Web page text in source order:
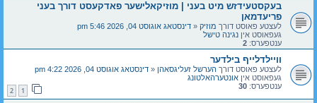
בעקסטעידזש מיט בעני | מוזיקאלישער פאדקעסט דורך בעני
פריעדמאן
לעצטע פאוסט דורך מוזיק « דינסטאג אוגוסט 04, 2026 5:46 pm
געפאוסט אין נגינה טישל
ענטפערס: 2
וויילדלייף בילדער
לעצטע פאוסט דורך הערשל זעליגסאהן « דינסטאג אוגוסט 04, 2026 4:22 pm
געפאוסט אין אונטערהאלטונג
ענטפערס: 30
1
2